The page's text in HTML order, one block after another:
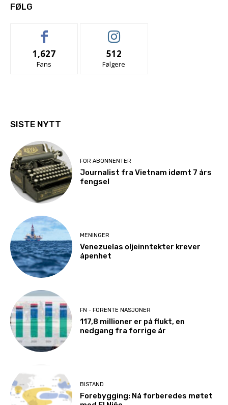
FØLG
1,627
Fans
512
Følgere
SISTE NYTT
FOR ABONNENTER
Journalist fra Vietnam idømt 7 års
fengsel
MENINGER
Venezuelas oljeinntekter krever
åpenhet
FN - FORENTE NASJONER
117,8 millioner er på flukt, en
nedgang fra forrige år
BISTAND
Forebygging: Nå forberedes møtet